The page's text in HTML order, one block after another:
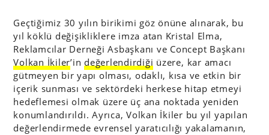
Geçtiğimiz 30 yılın birikimi göz önüne alınarak, bu
yıl köklü değişikliklere imza atan Kristal Elma,
Reklamcılar Derneği Asbaşkanı ve Concept Başkanı
Volkan İkiler’in değerlendirdiği üzere, kar amacı
gütmeyen bir yapı olması, odaklı, kısa ve etkin bir
içerik sunması ve sektördeki herkese hitap etmeyi
hedeflemesi olmak üzere üç ana noktada yeniden
konumlandırıldı. Ayrıca, Volkan İkiler bu yıl yapılan
değerlendirmede evrensel yaratıcılığı yakalamanın,